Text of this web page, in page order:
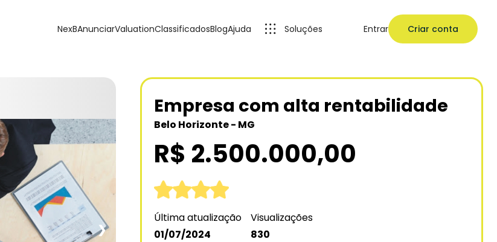
NexBAnunciarValuationClassificadosBlogAjuda Soluções Entrar Criar conta
❯
Empresa com alta rentabilidade
Belo Horizonte - MG
R$ 2.500.000,00
Última atualização
01/07/2024
Visualizações
830